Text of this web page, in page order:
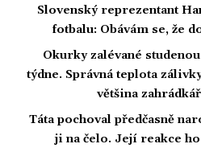
Slovenský reprezentant
fotbalu: Obávám se, že
Okurky zalévané
týdne. Správná teplota
většina
Táta pochoval předčasně
ji na čelo. Její reakce